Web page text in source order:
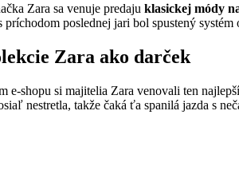
Zara sa venuje predaju klasickej módy
príchodom poslednej jari bol spustený
Zara ako darček
e-shopu si majitelia Zara venovali ten
nestretla, takže čaká ťa spanilá jazda s